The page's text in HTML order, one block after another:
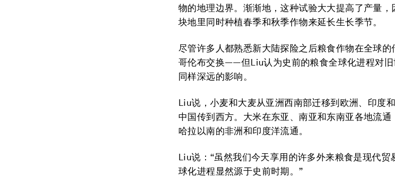
物的地理边界。渐渐地，这种试验大大提高了产量
块地里同时种植春季和秋季作物来延长生长季节。
尽管许多人都熟悉新大陆探险之后粮食作物在全球
哥伦布交换——但Liu认为史前的粮食全球化进程对旧
同样深远的影响。
Liu说，小麦和大麦从亚洲西南部迁移到欧洲、印度
中国传到西方。大米在东亚、南亚和东南亚各地流
哈拉以南的非洲和印度洋流通。
Liu说：“虽然我们今天享用的许多外来粮食是现代贸
球化进程显然源于史前时期。”